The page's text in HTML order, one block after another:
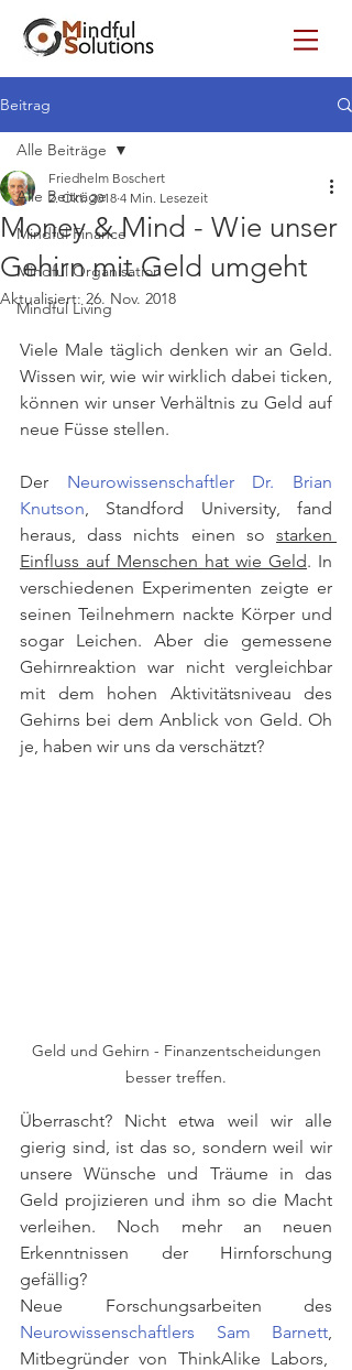
Beitrag
Alle Beiträge
Mindful Finance
Mindful Organisation
Mindful Living
Alle Beiträge
Money & Mind - Wie unser
Gehirn mit Geld umgeht
Friedhelm Boschert
2. Okt. 2018 4 Min. Lesezeit
Aktualisiert:26. Nov. 2018
Viele Male täglich denken wir an Geld.
Wissen wir, wie wir wirklich dabei ticken,
können wir unser Verhältnis zu Geld auf
neue Füsse stellen.
Der Neurowissenschaftler Dr. Brian
Knutson, Standford University, fand
heraus, dass nichts einen so starken
Einfluss auf Menschen hat wie Geld. In
verschiedenen Experimenten zeigte er
seinen Teilnehmern nackte Körper und
sogar Leichen. Aber die gemessene
Gehirnreaktion war nicht vergleichbar
mit dem hohen Aktivitätsniveau des
Gehirns bei dem Anblick von Geld. Oh
je, haben wir uns da verschätzt?
besser treffen.
Überrascht? Nicht etwa weil wir alle
gierig sind, ist das so, sondern weil wir
unsere Wünsche und Träume in das
Geld projizieren und ihm so die Macht
verleihen. Noch mehr an neuen
Erkenntnissen der Hirnforschung
gefällig?
Neurowissenschaftlers Sam Barnett,
Mitbegründer von ThinkAlike Labors,